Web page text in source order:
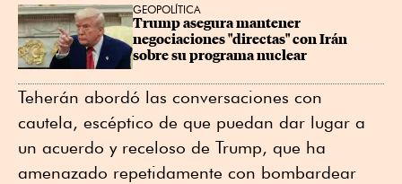
GEOPOLÍTICA
Trump asegura mantener
negociaciones "directas" con Irán
sobre su programa nuclear
Teherán abordó las conversaciones con
cautela, escéptico de que puedan dar lugar a
un acuerdo y receloso de Trump, que ha
amenazado repetidamente con bombardear